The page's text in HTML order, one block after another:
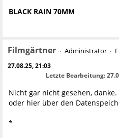
BLACK RAIN 70MM
Filmgärtner Administrator
27.08.25, 21:03
Letzte Bearbeitung:
Nicht gar nicht gesehen,
oder hier über den
*